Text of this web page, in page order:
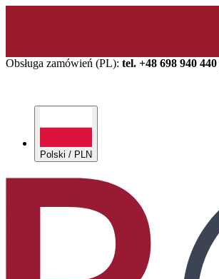
Obsługa zamówień (PL): tel. +48 698 940 440
Polski / PLN